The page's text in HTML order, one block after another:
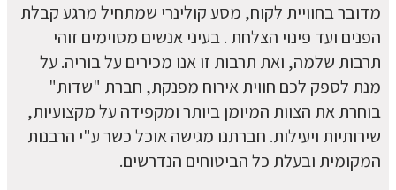
מדובר בחוויית לקוח, מסע קולינרי שמתחיל מרגע קבלת
הפנים ועד פינוי הצלחת . בעיני אנשים מסוימים זוהי
תרבות שלמה, ואת תרבות זו אנו מכירים על בוריה. על
מנת לספק לכם חווית אירוח מפנקת, חברת "שדות"
בוחרת את הצוות המיומן ביותר ומקפידה על מקצועיות,
שירותיות ויעילות. חברתנו מגישה אוכל כשר ע"י הרבנות
המקומית ובעלת כל הביטוחים הנדרשים.